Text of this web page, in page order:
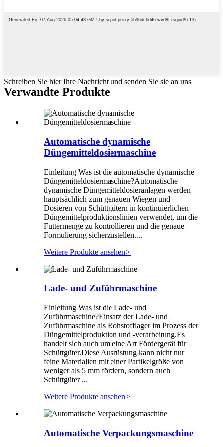
Schreiben Sie hier Ihre Nachricht und senden Sie sie an uns
Verwandte Produkte
Automatische dynamische
Düngemitteldosiermaschine
Einleitung Was ist die automatische dynamische
Düngemitteldosiermaschine?Automatische
dynamische Düngemitteldosieranlagen werden
hauptsächlich zum genauen Wiegen und
Dosieren von Schüttgütern in kontinuierlichen
Düngemittelproduktionslinien verwendet, um die
Futtermenge zu kontrollieren und die genaue
Formulierung sicherzustellen....
Weitere Produkte ansehen>
Lade- und Zuführmaschine
Einleitung Was ist die Lade- und
Zuführmaschine?Einsatz der Lade- und
Zuführmaschine als Rohstofflager im Prozess der
Düngemittelproduktion und -verarbeitung.Es
handelt sich auch um eine Art Fördergerät für
Schüttgüter.Diese Ausrüstung kann nicht nur
feine Materialien mit einer Partikelgröße von
weniger als 5 mm fördern, sondern auch
Schüttgüter ...
Weitere Produkte ansehen>
Automatische Verpackungsmaschine